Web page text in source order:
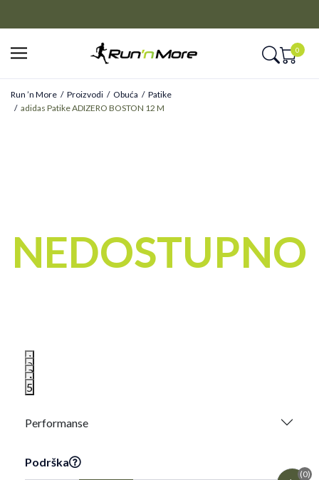
0
Run ’n More Proizvodi Obuća
Patike
adidas Patike ADIZERO BOSTON 12 M
(0)
1
2
3
4
5
NEDOSTUPNO
Performanse
Podrška